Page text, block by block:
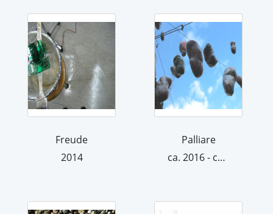
Freude
2014
Palliare
ca. 2016 - ca. 2017